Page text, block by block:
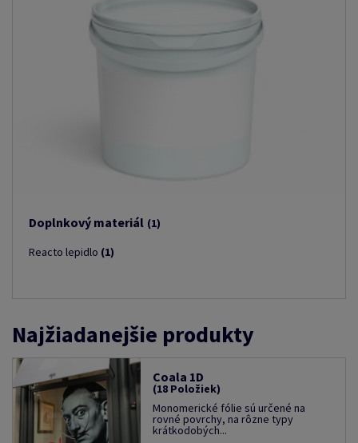
Doplnkový materiál (1)
Reacto lepidlo (1)
Najžiadanejšie produkty
Coala 1D
(18 Položiek)
Monomerické fólie sú určené na
rovné povrchy, na rôzne typy
krátkodobých...